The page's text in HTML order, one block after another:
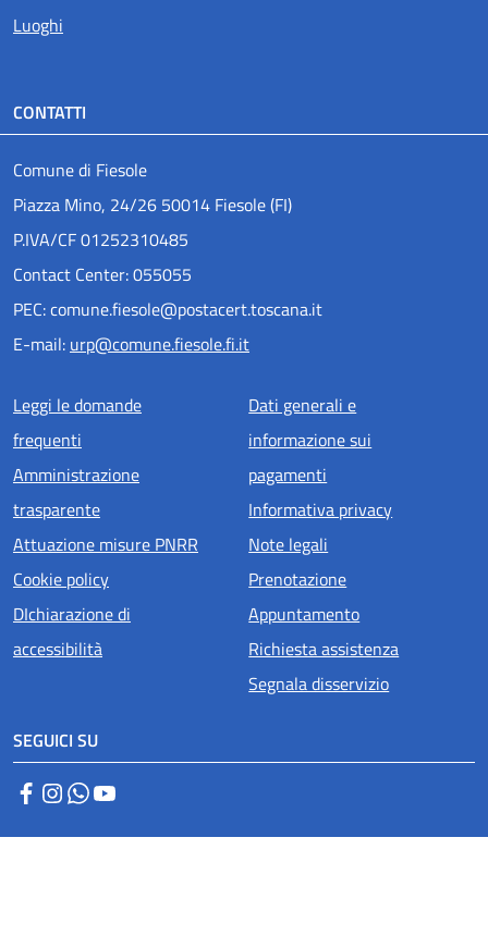
Luoghi
CONTATTI
Comune di Fiesole
Piazza Mino, 24/26 50014 Fiesole (FI)
P.IVA/CF 01252310485
Contact Center: 055055
PEC: comune.fiesole@postacert.toscana.it
E-mail: urp@comune.fiesole.fi.it
Menu piè di pagina
Leggi le domande
frequenti
Amministrazione
trasparente
Attuazione misure PNRR
Cookie policy
DIchiarazione di
accessibilità
Dati generali e
informazione sui
pagamenti
Informativa privacy
Note legali
Prenotazione
Appuntamento
Richiesta assistenza
Segnala disservizio
SEGUICI SU
Facebook
Instagram
WhatsApp